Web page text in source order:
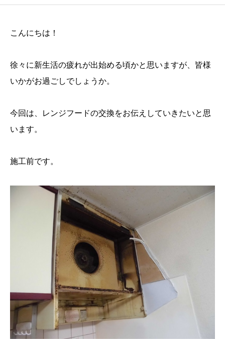
個人情報保護方針
こんにちは！
徐々に新生活の疲れが出始める頃かと思いますが、皆様
いかがお過ごしでしょうか。
今回は、レンジフードの交換をお伝えしていきたいと思
います。
施工前です。